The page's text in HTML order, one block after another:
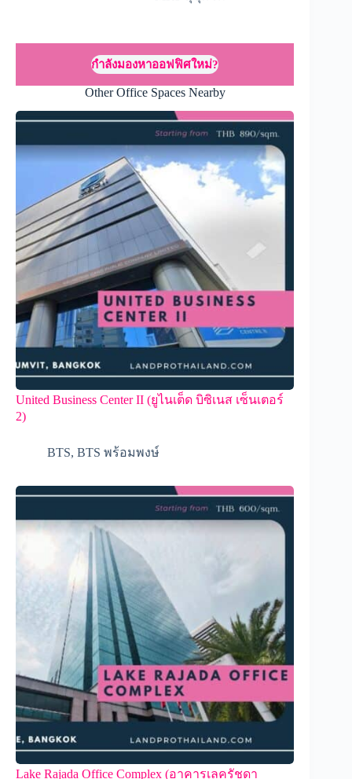
กำลังมองหาออฟฟิศใหม่?
Other Office Spaces Nearby
United Business Center II (ยูไนเต็ด บิซิเนส เซ็นเตอร์
2)
BTS, BTS พร้อมพงษ์
Lake Rajada Office Complex (อาคารเลครัชดา